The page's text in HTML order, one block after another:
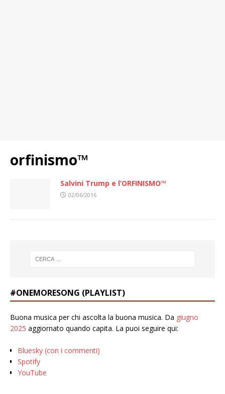
orfinismo™
Salvini Trump e l’ORFINISMO™
02/06/2016
#ONEMORESONG (PLAYLIST)
Buona musica per chi ascolta la buona musica. Da giugno
2025 aggiornato quando capita. La puoi seguire qui:
Bluesky (con i commenti)
Spotify
YouTube